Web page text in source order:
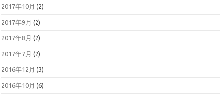
2017年10月 (2)
2017年9月 (2)
2017年8月 (2)
2017年7月 (2)
2016年12月 (3)
2016年10月 (6)